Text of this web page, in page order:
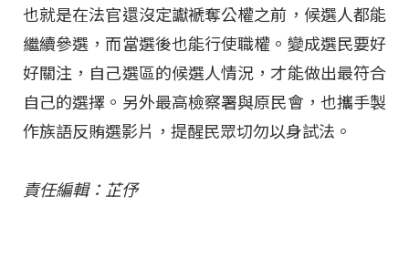
也就是在法官還沒定讞褫奪公權之前，候選人都能
繼續參選，而當選後也能行使職權。變成選民要好
好關注，自己選區的候選人情況，才能做出最符合
自己的選擇。另外最高檢察署與原民會，也攜手製
作族語反賄選影片，提醒民眾切勿以身試法。
責任編輯：芷伃